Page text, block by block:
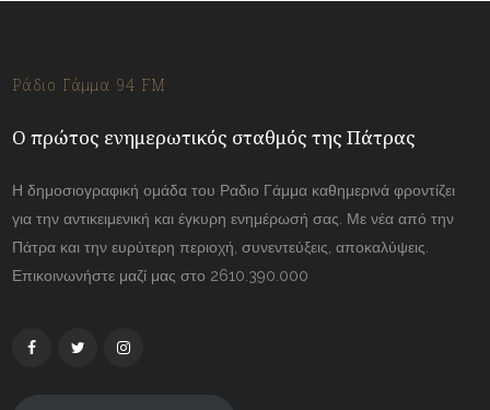
Ράδιο Γάμμα 94 FM
Ο πρώτος ενημερωτικός σταθμός της Πάτρας
Η δημοσιογραφική ομάδα του Ραδιο Γάμμα καθημερινά φροντίζει
για την αντικειμενική και έγκυρη ενημέρωσή σας. Με νέα από την
Πάτρα και την ευρύτερη περιοχή, συνεντεύξεις, αποκαλύψεις.
Επικοινωνήστε μαζί μας στο 2610.390.000